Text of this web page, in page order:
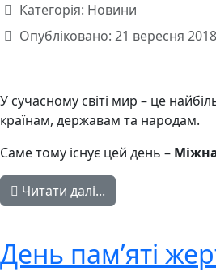
Категорія: Новини
Опубліковано: 21 вересня 2018
У сучасному світі мир – це
країнам, державам та народам.
Саме тому існує цей день –
Читати далі...
День пам’яті